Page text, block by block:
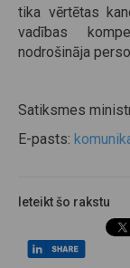
tika vērtētas
vadības
nodrošināja
Satiksmes
E-pasts:
Ieteikt šo rakstu